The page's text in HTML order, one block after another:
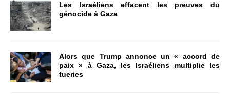
Les Israéliens effacent les preuves du
génocide à Gaza
Alors que Trump annonce un « accord de
paix » à Gaza, les Israéliens multiplie les
tueries